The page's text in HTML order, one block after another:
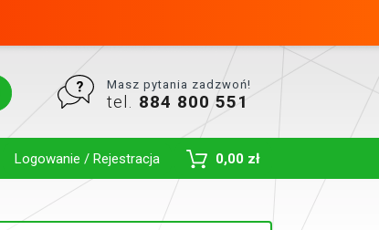
Masz pytania zadzwoń!
tel. 884 800 551
Logowanie / Rejestracja 0,00 zł